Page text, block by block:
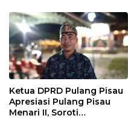
Ketua DPRD Pulang Pisau
Apresiasi Pulang Pisau
Menari II, Soroti